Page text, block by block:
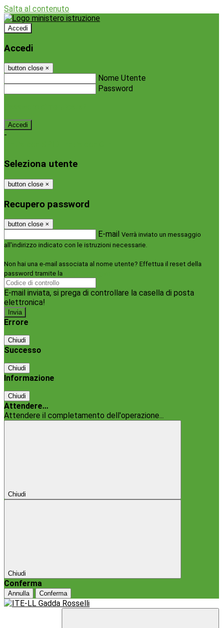
Salta al contenuto
Accedi
Accedi
button close ×
Nome Utente
Password
-
Seleziona utente
button close ×
Recupero password
button close ×
E-mail Verrà inviato un messaggio
all'indirizzo indicato con le istruzioni necessarie.
Non hai una e-mail associata al nome utente? Effettua il reset della
password tramite la
E-mail inviata, si prega di controllare la casella di posta
elettronica!
Errore
Chiudi
Successo
Chiudi
Informazione
Chiudi
Attendere...
Attendere il completamento dell'operazione...
Chiudi
Chiudi
Conferma
Annulla Conferma